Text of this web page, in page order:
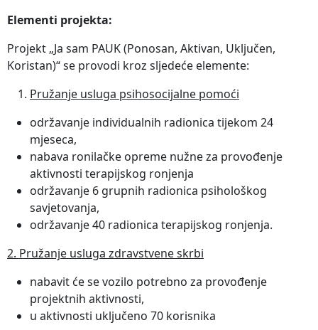
Elementi projekta:
Projekt „Ja sam PAUK (Ponosan, Aktivan, Uključen,
Koristan)“ se provodi kroz sljedeće elemente:
Pružanje usluga psihosocijalne pomoći
održavanje individualnih radionica tijekom 24
mjeseca,
nabava ronilačke opreme nužne za provođenje
aktivnosti terapijskog ronjenja
održavanje 6 grupnih radionica psihološkog
savjetovanja,
održavanje 40 radionica terapijskog ronjenja.
2. Pružanje usluga zdravstvene skrbi
nabavit će se vozilo potrebno za provođenje
projektnih aktivnosti,
u aktivnosti uključeno 70 korisnika